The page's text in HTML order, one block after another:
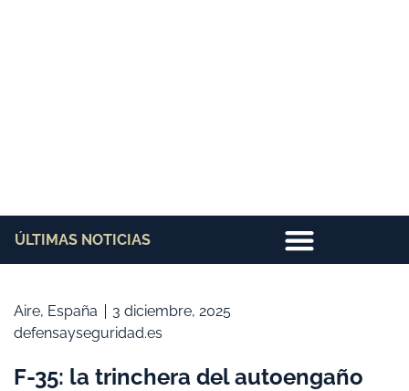
ÚLTIMAS NOTICIAS
Aire, España
3 diciembre, 2025
defensayseguridad.es
F-35: la trinchera del autoengaño